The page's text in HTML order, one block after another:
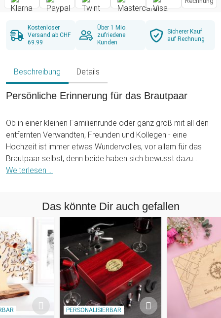
Kostenloser
Versand ab CHF
69.99
Über 1 Mio.
zufriedene
Kunden
Sicherer Kauf
auf Rechnung
Beschreibung Details
Persönliche Erinnerung für das Brautpaar
Ob in einer kleinen Familienrunde oder ganz groß mit all den
entfernten Verwandten, Freunden und Kollegen - eine
Hochzeit ist immer etwas Wundervolles, vor allem für das
Brautpaar selbst, denn beide haben sich bewusst dazu
entschlossen, den Rest ihres Lebens miteinander zu
Brautpaar doch unser Personalisiertes Tassen Paar zur
Hochzeit - Bunt, das durch die persönliche Note zu einem
einzigartigen Sammlerstück wird!
Unser personalisiertes Tassen Set besteht aus zwei weißen
Tassen, die individuell für die Beschenkten gefertigt werden.
Diese werden passend zum Anlass mit einem Brautkleid und
einem Bräutigamanzug bedruckt. Damit ein bisschen Farbe
dazu kommt, ist der Hintergrund sowie die Namen des
Paares samt Hochzeitsdatum in schönen Lila- und Blautönen
Weiterlesen ...
Das könnte Dir auch gefallen
PERSONALISIERBAR